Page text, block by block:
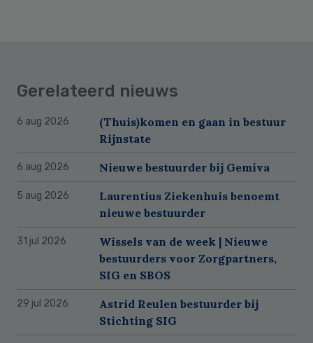
Gerelateerd nieuws
6 aug 2026
(Thuis)komen en gaan in bestuur
Rijnstate
6 aug 2026 Nieuwe bestuurder bij Gemiva
5 aug 2026
Laurentius Ziekenhuis benoemt
nieuwe bestuurder
31 jul 2026
Wissels van de week | Nieuwe
bestuurders voor Zorgpartners,
SIG en SBOS
29 jul 2026
Astrid Reulen bestuurder bij
Stichting SIG